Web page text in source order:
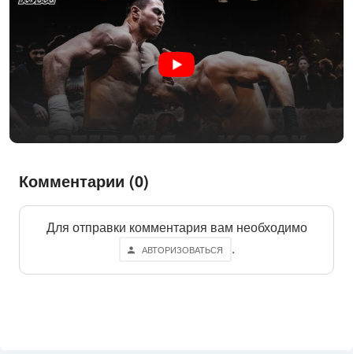
Комментарии (0)
Для отправки комментария вам необходимо
АВТОРИЗОВАТЬСЯ .